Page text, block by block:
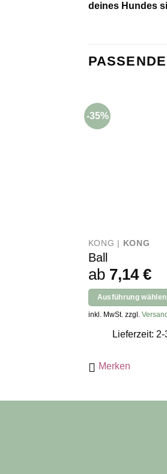
deines Hundes
-35%
KONG | KONG
Ball
ab 7,14 €
Ausführung wählen
Dieses
Varianten
inkl. MwSt. zzgl.
Lieferzeit:
Merken